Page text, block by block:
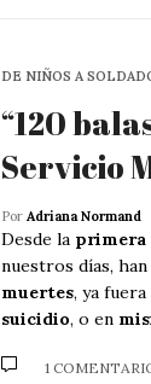
DE NIÑOS A
“120
Servicio
Por Adriana Normand
Desde la primera
nuestros días,
muertes, ya
suicidio, o en
1